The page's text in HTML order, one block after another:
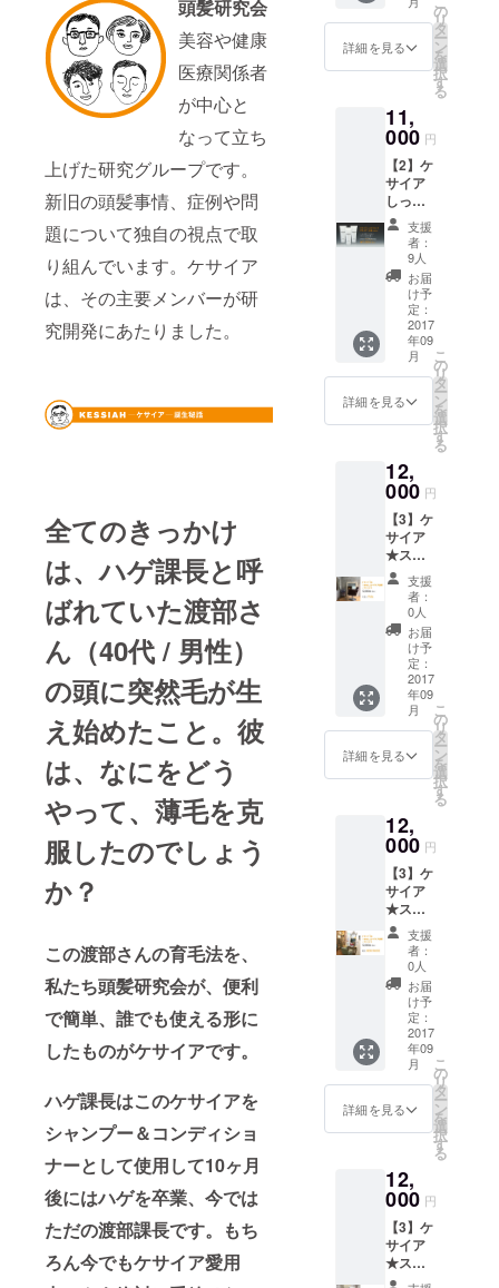
頭髪研究会
美容や健康
医療関係者
が中心と
なって立ち
上げた研究グループです。
新旧の頭髪事情、症例や問
題について独自の視点で取
り組んでいます。ケサイア
は、その主要メンバーが研
究開発にあたりました。
全てのきっかけ
は、ハゲ課長と呼
ばれていた渡部さ
ん（40代 / 男性）
の頭に突然毛が生
え始めたこと。彼
は、なにをどう
やって、薄毛を克
服したのでしょう
か？
この渡部さんの育毛法を、
私たち頭髪研究会が、便利
で簡単、誰でも使える形に
したものがケサイアです。
ハゲ課長はこのケサイアを
シャンプー＆コンディショ
ナーとして使用して10ヶ月
後にはハゲを卒業、今では
ただの渡部課長です。もち
ろん今でもケサイア愛用
だき、お役
に立てたら
本望です。
を機に研究
会の活動の
場を広げ、
明るい頭髪
の未来を築
き上げるこ
とを目標と
込） と
にかく
お試し
くださ
い！ 約
（ショ
ートヘ
アの場
合）＝
ケサイ
ア1本を
お届け
しま
す。
詳細を見る
の
リ
タ
ー
ン
を
選
択
す
る
11,
000 円
【2】ケ
サイア
しっか
りセッ
ト・
11,000
円……
ケサイ
ア x 3本
（送料
込）
しっか
り育て
てくだ
さい！
約3ヶ月
（ショ
ートヘ
アの場
合）＝
ケサイ
アを3本
をお届
けしま
す。
支援
者：
9人
お届
け予
定：
2017
年09
月
詳細を見る
こ
の
リ
タ
ー
ン
を
選
択
す
る
12,
000 円
【3】ケ
サイア
★スペ
シャル
セッ
ト・
12,000
円……
ケサイ
ア x 1本
+ ヘッ
ドスパ
（診断
＆相談
付）チ
ケット
ケア用
ケサイ
ア1本
と、頭
皮を
すっき
り髪は
しっか
りさせ
るヘッ
ドスパ
（頭皮
頭髪診
断＆相
談付）
を頭髪
研究会
受けら
れま
す。
Tida / 代
官山 渋
谷区恵
支援
者：
0人
お届
け予
定：
2017
年09
月
詳細を見る
こ
の
リ
タ
ー
ン
を
選
択
す
る
12,
000 円
【3】ケ
サイア
★スペ
シャル
セッ
ト・
12,000
円……
ケサイ
ア x 1本
+ ヘッ
ドスパ
（診断
＆相談
付）チ
ケット
ケア用
ケサイ
ア1本
と、頭
皮を
すっき
り髪は
支援
者：
0人
お届
け予
定：
2017
年09
月
詳細を見る
こ
の
リ
タ
ー
ン
を
選
択
す
る
12,
000 円
【3】ケ
サイア
★スペ
シャル